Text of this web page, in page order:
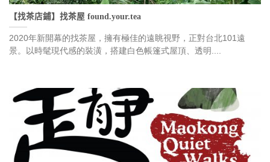
【找茶店鋪】找茶屋 found.your.tea
2020年新開幕的找茶屋，擁有極佳的遠眺視野，正對台北101遠
景。以時髦現代感的裝潢，搭建白色帳篷式屋頂、透明....